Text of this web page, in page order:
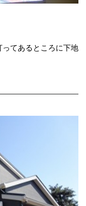
ってあるところに下地